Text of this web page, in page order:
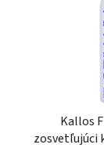
Kallos
zosvetľujúci